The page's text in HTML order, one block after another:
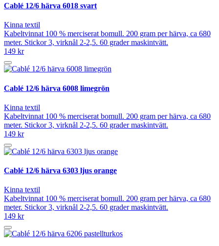
Cablé 12/6 härva 6018 svart
Kinna textil
Kabeltvinnat 100 % merciserat bomull. 200 gram per härva, ca 680
meter. Stickor 3, virknål 2-2,5. 60 grader maskintvätt.
149 kr
Cablé 12/6 härva 6008 limegrön
Kinna textil
Kabeltvinnat 100 % merciserat bomull. 200 gram per härva, ca 680
meter. Stickor 3, virknål 2-2,5. 60 grader maskintvätt.
149 kr
Cablé 12/6 härva 6303 ljus orange
Kinna textil
Kabeltvinnat 100 % merciserat bomull. 200 gram per härva, ca 680
meter. Stickor 3, virknål 2-2,5. 60 grader maskintvätt.
149 kr